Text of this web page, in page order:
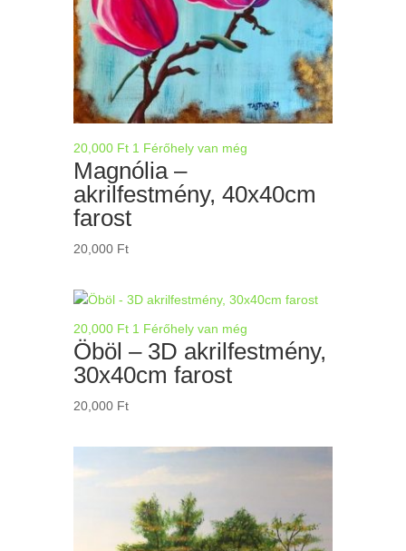
20,000 Ft 1 Férőhely van még
Magnólia –
akrilfestmény, 40x40cm
farost
20,000 Ft
20,000 Ft 1 Férőhely van még
Öböl – 3D akrilfestmény,
30x40cm farost
20,000 Ft